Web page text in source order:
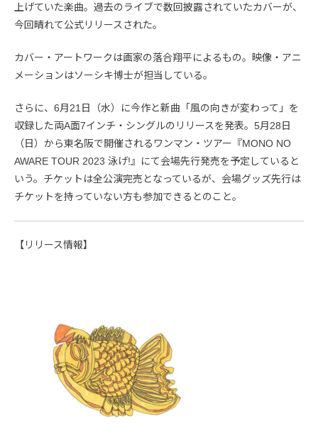
上げていた楽曲。過去のライブで数回披露されていたカバーが、
今回晴れて公式リリースされた。
カバー・アートワークは画家の落合翔平によるもの。映像・アニ
メーションはソーシキ博士が担当している。
さらに、6月21日（水）に今作と新曲「風の向きが変わって」を
収録した両A面7インチ・シングルのリリースを発表。5月28日
（日）から東名阪で開催されるワンマン・ツアー『MONO NO
AWARE TOUR 2023 泳げ!』にて会場先行発売を予定していると
いう。チケットは全公演完売となっているが、会場グッズ先行は
チケットを持っていない方も参加できるとのこと。
【リリース情報】